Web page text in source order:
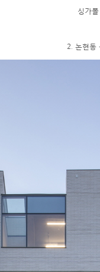
싱가
​2. 논현동